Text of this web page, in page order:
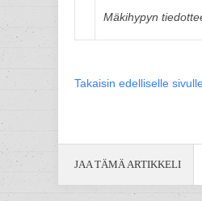
Mäkihypyn
Takaisin edelliselle
JAA TÄMÄ ARTIKKELI